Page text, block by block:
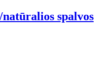
spalvos